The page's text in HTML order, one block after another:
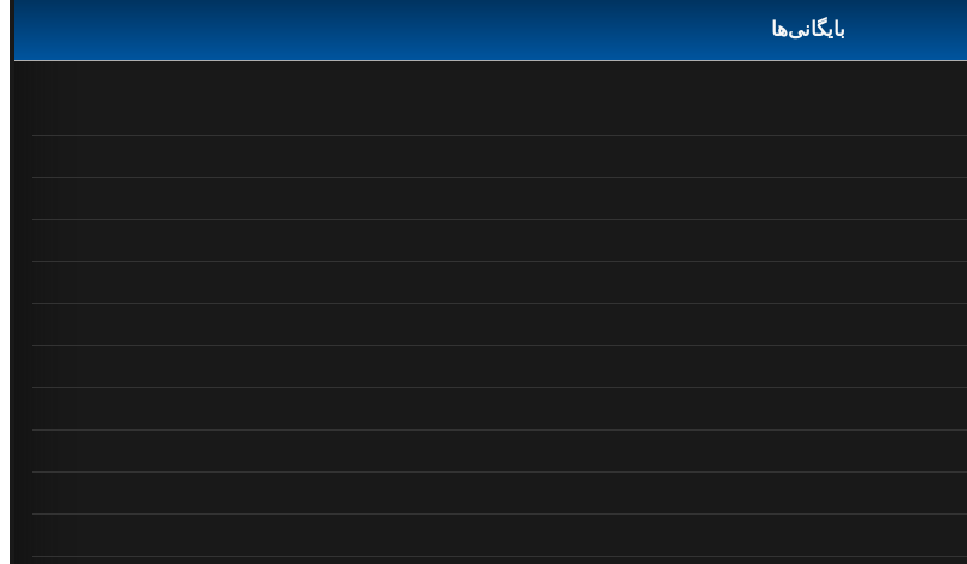
بایگانی‌ها